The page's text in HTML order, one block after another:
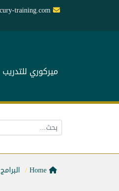
training.com
ميركوري للتدريب
البرامج